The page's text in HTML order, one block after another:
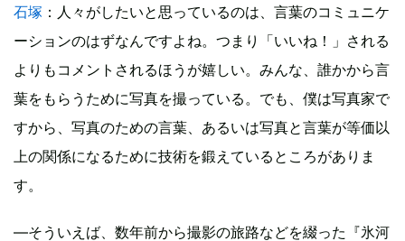
石塚 ：人々がしたいと思っているのは、言葉のコミュニケ
ーションのはずなんですよね。つまり「いいね！」される
よりもコメントされるほうが嬉しい。みんな、誰かから言
葉をもらうために写真を撮っている。でも、僕は写真家で
すから、写真のための言葉、あるいは写真と言葉が等価以
上の関係になるために技術を鍛えているところがありま
す。
―そういえば、数年前から撮影の旅路などを綴った『氷河